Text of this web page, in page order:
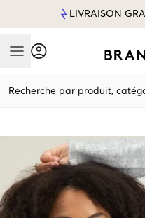
LIVRAISON
Mobile Menu
Recherche par produit,